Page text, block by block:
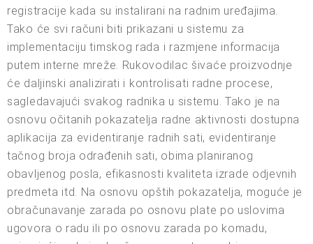
registracije kada su instalirani na radnim uređajima.
Tako će svi računi biti prikazani u sistemu za
implementaciju timskog rada i razmjene informacija
putem interne mreže. Rukovodilac šivaće proizvodnje
će daljinski analizirati i kontrolisati radne procese,
sagledavajući svakog radnika u sistemu. Tako je na
osnovu očitanih pokazatelja radne aktivnosti dostupna
aplikacija za evidentiranje radnih sati, evidentiranje
tačnog broja odrađenih sati, obima planiranog
obavljenog posla, efikasnosti kvaliteta izrade odjevnih
predmeta itd. Na osnovu opštih pokazatelja, moguće je
obračunavanje zarada po osnovu plate po uslovima
ugovora o radu ili po osnovu zarada po komadu,